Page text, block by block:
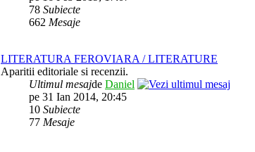
78 Subiecte
662 Mesaje
LITERATURA FEROVIARA / LITERATURE
Aparitii editoriale si recenzii.
Ultimul mesajde Daniel
pe 31 Ian 2014, 20:45
10 Subiecte
77 Mesaje